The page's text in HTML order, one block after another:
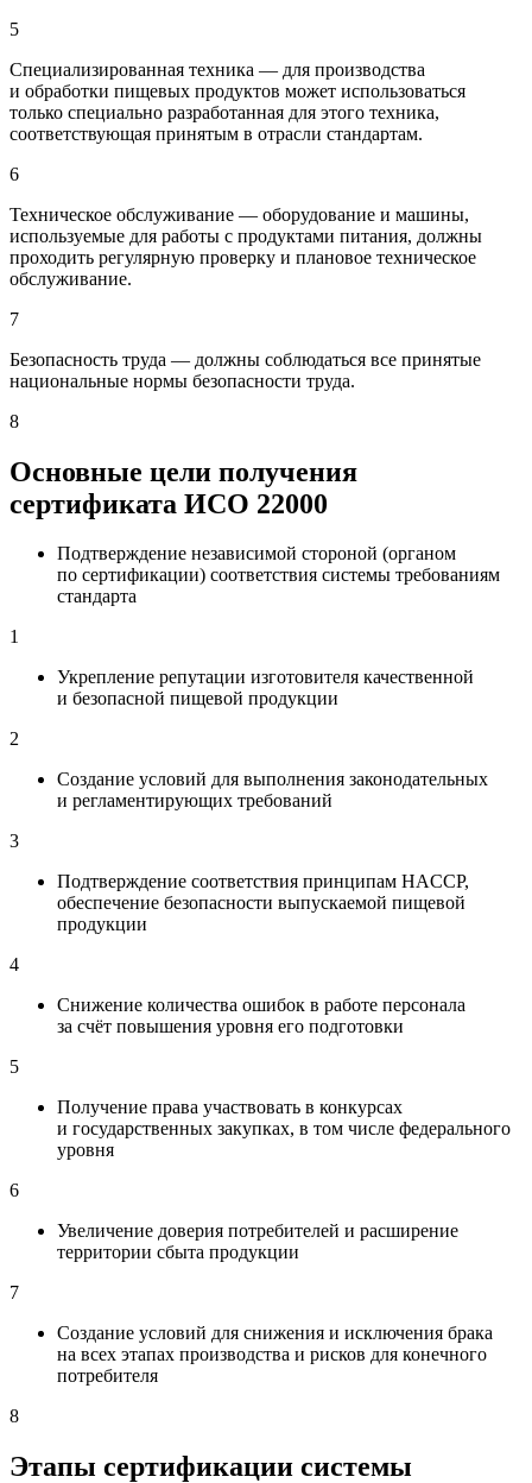
5
Специализированная техника — для производства
и обработки пищевых продуктов может использоваться
только специально разработанная для этого техника,
соответствующая принятым в отрасли стандартам.
6
Техническое обслуживание — оборудование и машины,
используемые для работы с продуктами питания, должны
проходить регулярную проверку и плановое техническое
обслуживание.
7
Безопасность труда — должны соблюдаться все принятые
национальные нормы безопасности труда.
8
Основные цели получения
сертификата ИСО 22000
Подтверждение независимой стороной (органом
по сертификации) соответствия системы требованиям
стандарта
1
Укрепление репутации изготовителя качественной
и безопасной пищевой продукции
2
Создание условий для выполнения законодательных
и регламентирующих требований
3
Подтверждение соответствия принципам HACCP,
обеспечение безопасности выпускаемой пищевой
продукции
4
Снижение количества ошибок в работе персонала
за счёт повышения уровня его подготовки
5
Получение права участвовать в конкурсах
и государственных закупках, в том числе федерального
уровня
6
Увеличение доверия потребителей и расширение
территории сбыта продукции
7
Создание условий для снижения и исключения брака
на всех этапах производства и рисков для конечного
потребителя
8
Этапы сертификации системы